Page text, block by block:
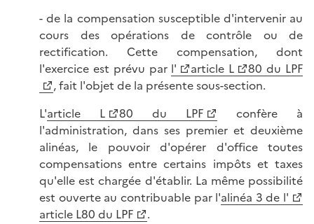
- de la compensation susceptible d'intervenir au
cours des opérations de contrôle ou de
rectification. Cette compensation, dont
l'exercice est prévu par l' article L
80 du LPF
, fait l'objet de la présente sous-section.
L'article L 80 du LPF
confère à
l'administration, dans ses premier et deuxième
alinéas, le pouvoir d'opérer d'office toutes
compensations entre certains impôts et taxes
qu'elle est chargée d'établir. La même possibilité
est ouverte au contribuable par l'alinéa 3 de l'
article L80 du LPF
.